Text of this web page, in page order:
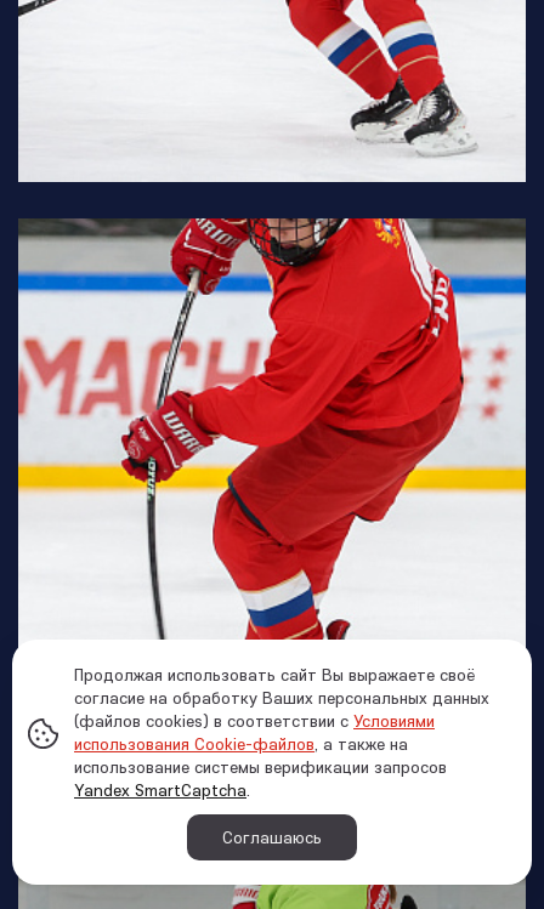
Продолжая использовать сайт Вы выражаете своё
согласие на обработку Ваших персональных данных
(файлов cookies) в соответствии с Условиями
использования Cookie-файлов, а также на
использование системы верификации запросов
Yandex SmartCaptcha.
Соглашаюсь